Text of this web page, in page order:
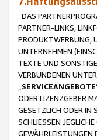
DAS
PARTNER-LINKS,
PRODUKTWERBUNG,
UNTERNEHMEN
TEXTE UND
VERBUNDENEN
SERVICEANGEBOTE
ODER LIZENZGEBER
GESETZLICH ODER IN
SCHLIESSEN
GEWÄHRLEISTUNGEN